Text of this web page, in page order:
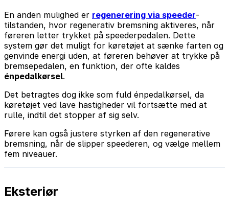
En anden mulighed er regenerering via speeder-
tilstanden, hvor regenerativ bremsning aktiveres, når
føreren letter trykket på speederpedalen. Dette
system gør det muligt for køretøjet at sænke farten og
genvinde energi uden, at føreren behøver at trykke på
bremsepedalen, en funktion, der ofte kaldes
énpedalkørsel.
Det betragtes dog ikke som fuld énpedalkørsel, da
køretøjet ved lave hastigheder vil fortsætte med at
rulle, indtil det stopper af sig selv.
Førere kan også justere styrken af den regenerative
bremsning, når de slipper speederen, og vælge mellem
fem niveauer.
Eksteriør